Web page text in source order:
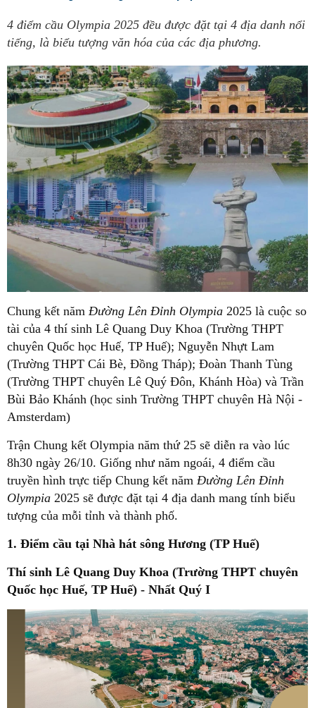
4 điểm cầu Olympia 2025 đều được đặt tại 4 địa danh nổi
tiếng, là biểu tượng văn hóa của các địa phương.
Chung kết năm Đường Lên Đỉnh Olympia 2025 là cuộc so
tài của 4 thí sinh Lê Quang Duy Khoa (Trường THPT
chuyên Quốc học Huế, TP Huế); Nguyễn Nhựt Lam
(Trường THPT Cái Bè, Đồng Tháp); Đoàn Thanh Tùng
(Trường THPT chuyên Lê Quý Đôn, Khánh Hòa) và Trần
Bùi Bảo Khánh (học sinh Trường THPT chuyên Hà Nội -
Amsterdam)
Trận Chung kết Olympia năm thứ 25 sẽ diễn ra vào lúc
8h30 ngày 26/10. Giống như năm ngoái, 4 điểm cầu
truyền hình trực tiếp Chung kết năm Đường Lên Đỉnh
Olympia 2025 sẽ được đặt tại 4 địa danh mang tính biểu
tượng của mỗi tỉnh và thành phố.
1. Điểm cầu tại Nhà hát sông Hương (TP Huế)
Thí sinh Lê Quang Duy Khoa (Trường THPT chuyên
Quốc học Huế, TP Huế) - Nhất Quý I